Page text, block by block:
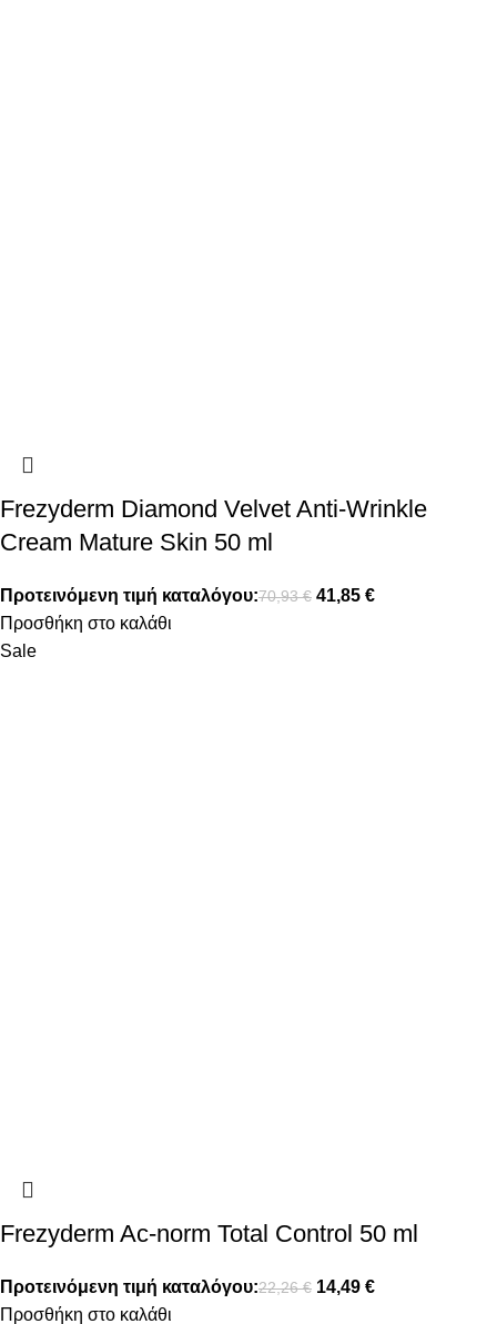
Frezyderm Diamond Velvet Anti-Wrinkle
Cream Mature Skin 50 ml
Προτεινόμενη τιμή καταλόγου:70,93€ 41,85 €
Προσθήκη στο καλάθι
Sale
Frezyderm Ac-norm Total Control 50 ml
Προτεινόμενη τιμή καταλόγου:22,26€ 14,49 €
Προσθήκη στο καλάθι